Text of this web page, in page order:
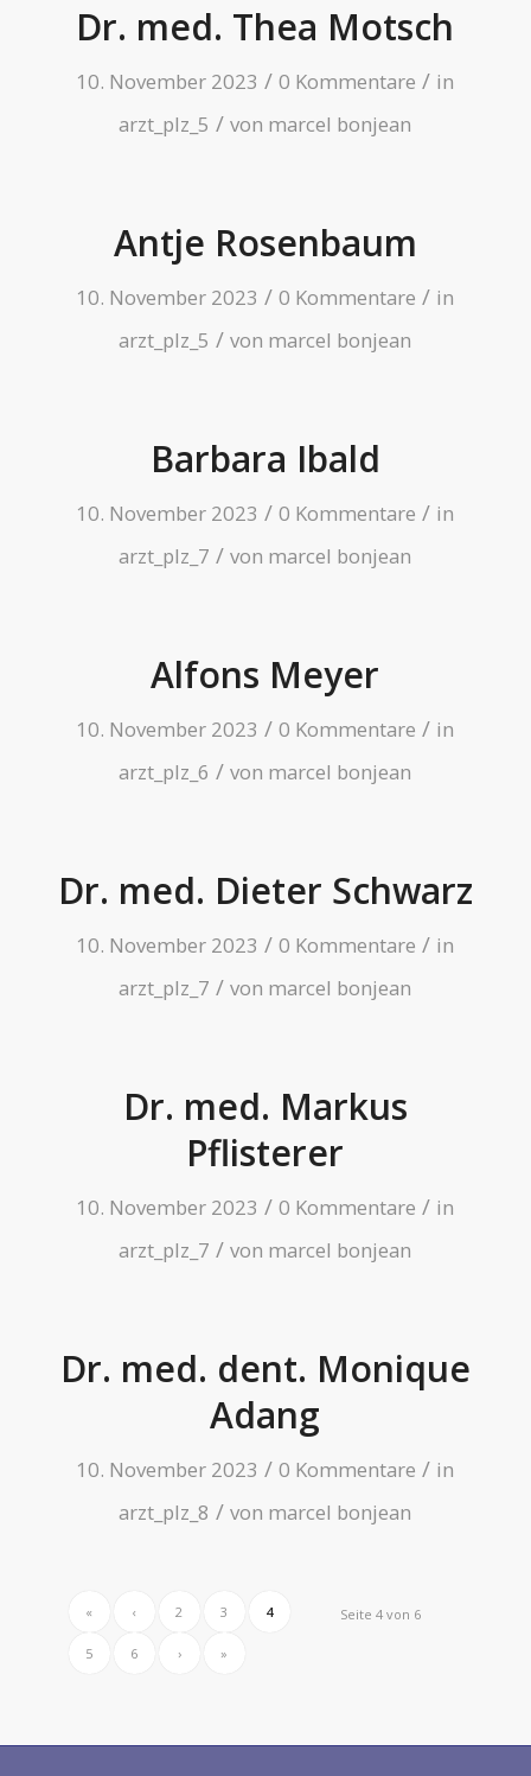
Dr. med. Thea Motsch
10. November 2023 / 0 Kommentare / in
arzt_plz_5 / von marcel bonjean
Antje Rosenbaum
10. November 2023 / 0 Kommentare / in
arzt_plz_5 / von marcel bonjean
Barbara Ibald
10. November 2023 / 0 Kommentare / in
arzt_plz_7 / von marcel bonjean
Alfons Meyer
10. November 2023 / 0 Kommentare / in
arzt_plz_6 / von marcel bonjean
Dr. med. Dieter Schwarz
10. November 2023 / 0 Kommentare / in
arzt_plz_7 / von marcel bonjean
Dr. med. Markus
Pflisterer
10. November 2023 / 0 Kommentare / in
arzt_plz_7 / von marcel bonjean
Dr. med. dent. Monique
Adang
10. November 2023 / 0 Kommentare / in
arzt_plz_8 / von marcel bonjean
Seite 4 von 6
« ‹ 2 3 4
5 6 › »